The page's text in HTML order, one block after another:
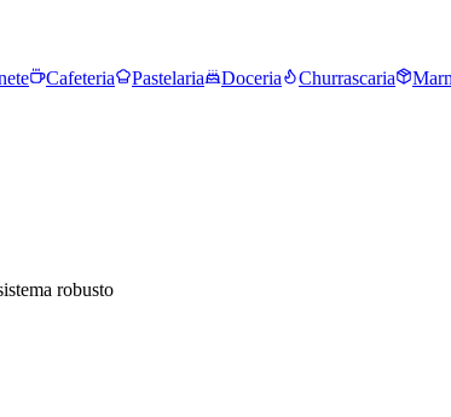
Cafeteria Pastelaria Doceria Churrascaria
robusto